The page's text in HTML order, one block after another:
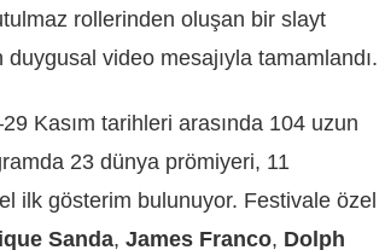
rollerinden oluşan bir slayt
duygusal video mesajıyla tamamlandı.
Kasım tarihleri arasında 104 uzun
23 dünya prömiyeri, 11
ilk gösterim bulunuyor. Festivale özel
Sanda, James Franco, Dolph